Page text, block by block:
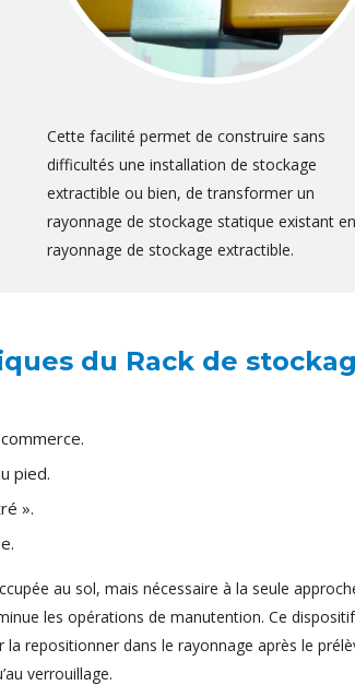
Cette facilité permet de construire sans
difficultés une installation de stockage
extractible ou bien, de transformer un
rayonnage de stockage statique existant
rayonnage de stockage extractible.
du Rack de
pied.
».
au sol, mais nécessaire à la seule
les opérations de manutention. Ce
repositionner dans le rayonnage après le
verrouillage.